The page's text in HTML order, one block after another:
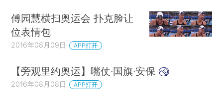
傅园慧横扫奥运会 扑克脸让
位表情包
2016年08月09日 APP打开
【旁观里约奥运】嘴仗·国旗·安保
2016年08月08日 APP打开